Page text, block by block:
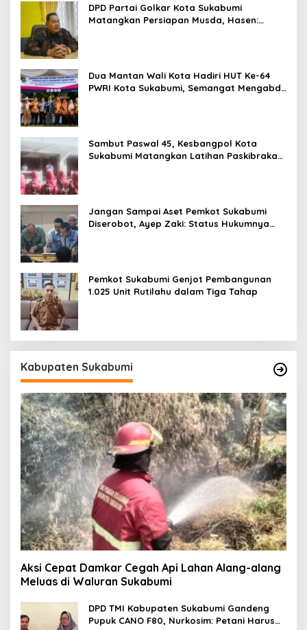
DPD Partai Golkar Kota Sukabumi
Matangkan Persiapan Musda, Hasen:
Dua Mantan Wali Kota Hadiri HUT Ke-64
PWRI Kota Sukabumi, Semangat Mengabdi
Sambut Paswal 45, Kesbangpol Kota
Sukabumi Matangkan Latihan Paskibraka
Jangan Sampai Aset Pemkot Sukabumi
Diserobot, Ayep Zaki: Status Hukumnya
Pemkot Sukabumi Genjot Pembangunan
1.025 Unit Rutilahu dalam Tiga Tahap
Kabupaten Sukabumi
Aksi Cepat Damkar Cegah Api Lahan Alang-alang
Meluas di Waluran Sukabumi
DPD TMI Kabupaten Sukabumi Gandeng
Pupuk CANO F80, Nurkosim: Petani Harus